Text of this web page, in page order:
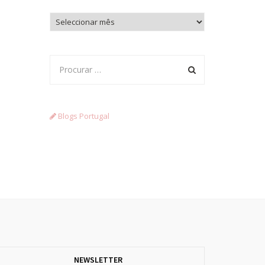
Arquivo
Blogs Portugal
NEWSLETTER